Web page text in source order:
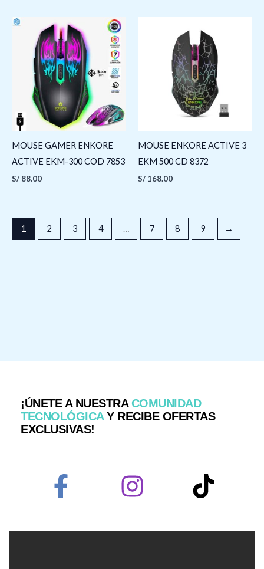
MOUSE GAMER ENKORE
ACTIVE EKM-300 COD 7853
S/ 88.00
MOUSE ENKORE ACTIVE 3
EKM 500 CD 8372
S/ 168.00
1 2 3 4 … 7 8 9 →
¡ÚNETE A NUESTRACOMUNIDAD
TECNOLÓGICAY RECIBE OFERTAS
EXCLUSIVAS!